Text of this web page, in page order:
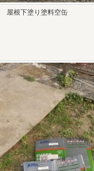
屋根下塗り塗料空缶